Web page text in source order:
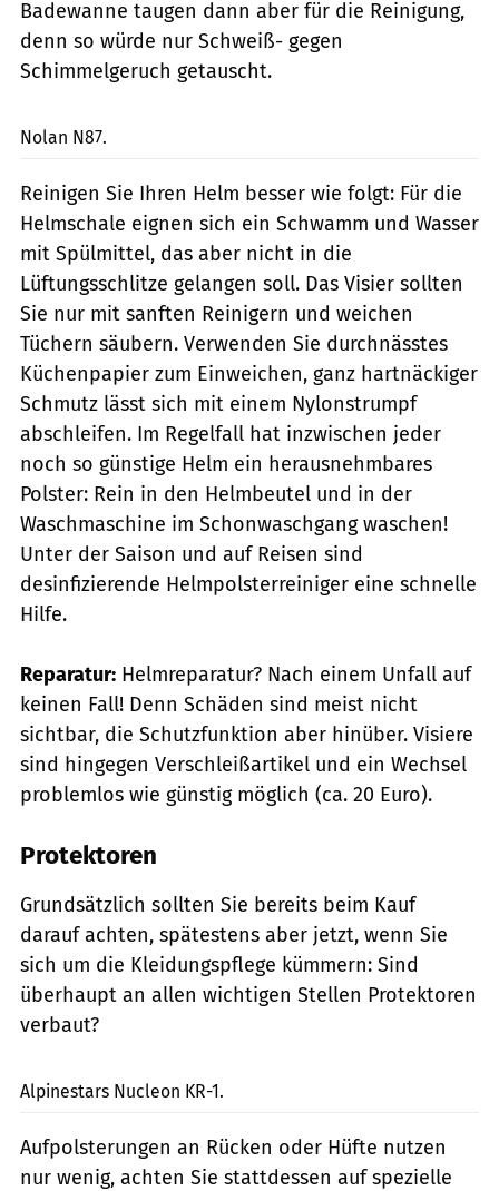
Badewanne taugen dann aber für die Reinigung,
denn so würde nur Schweiß- gegen
Schimmelgeruch getauscht.
Nolan N87.
Reinigen Sie Ihren Helm besser wie folgt: Für die
Helmschale eignen sich ein Schwamm und Wasser
mit Spülmittel, das aber nicht in die
Lüftungsschlitze gelangen soll. Das Visier sollten
Sie nur mit sanften Reinigern und weichen
Tüchern säubern. Verwenden Sie durchnässtes
Küchenpapier zum Einweichen, ganz hartnäckiger
Schmutz lässt sich mit einem ­Nylonstrumpf
abschleifen. Im Regelfall hat inzwischen jeder
noch so günstige Helm ein herausnehmbares
Pols­ter: Rein in den Helmbeutel und in der
Waschmaschine im Schonwaschgang waschen!
Unter der Saison und auf Reisen sind
desinfizierende Helmpolsterreiniger eine schnelle
Hilfe.
Reparatur: Helmreparatur? Nach einem Unfall auf
keinen Fall! Denn Schäden sind meist nicht
sichtbar, die Schutzfunktion aber hinüber. Visiere
sind hingegen Verschleißartikel und ein Wechsel
problemlos wie günstig möglich (ca. 20 Euro).
Protektoren
Grundsätzlich sollten Sie bereits beim Kauf
darauf achten, spätestens aber jetzt, wenn Sie
sich um die Kleidungspflege kümmern: Sind
überhaupt an allen wichtigen Stellen Protektoren
verbaut?
Alpinestars Nucleon KR-1.
Aufpolsterungen an Rücken oder Hüfte nutzen
nur wenig, achten Sie stattdessen auf spezielle